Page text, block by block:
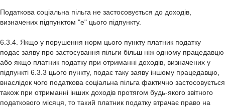
Податкова соціальна пільга не застосовується до доходів,
визначених підпунктом "е" цього підпункту.
6.3.4. Якщо у порушення норм цього пункту платник податку
подає заяву про застосування пільги більш ніж одному працедавцю
або якщо платник податку при отриманні доходів, визначених у
підпункті 6.3.3 цього пункту, подає таку заяву іншому працедавцю,
внаслідок чого податкова соціальна пільга фактично застосовується
також при отриманні інших доходів протягом будь-якого звітного
податкового місяця, то такий платник податку втрачає право на